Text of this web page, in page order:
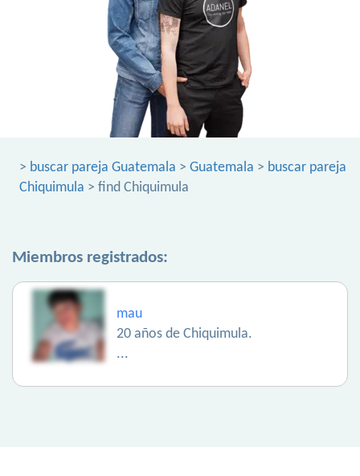
> buscar pareja Guatemala > Guatemala > buscar pareja
Chiquimula > find Chiquimula
Miembros registrados:
mau
20 años de Chiquimula.
...